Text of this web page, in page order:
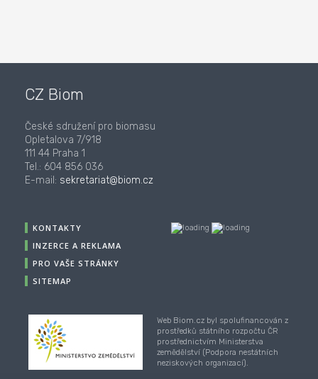
CZ Biom
České sdružení pro biomasu
Opletalova 7/918
111 44 Praha 1
Tel.: 604 856 036
E-mail: sekretariat@biom.cz
KONTAKTY
INZERCE A REKLAMA
PRO VAŠE STRÁNKY
SITEMAP
Web Biom.cz byl spolufinancován z
prostředků státního rozpočtu ČR
prostřednictvím Ministerstva
zemědělství (Podpora nestátních
neziskových organizací).